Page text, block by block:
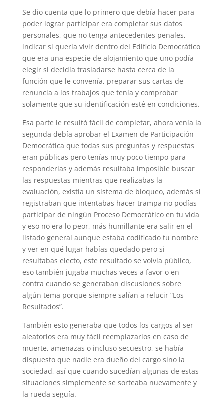
Se dio cuenta que lo primero que debía hacer para
poder lograr participar era completar sus datos
personales, que no tenga antecedentes penales,
indicar si quería vivir dentro del Edificio Democrático
que era una especie de alojamiento que uno podía
elegir si decidía trasladarse hasta cerca de la
función que le convenía, preparar sus cartas de
renuncia a los trabajos que tenía y comprobar
solamente que su identificación esté en condiciones.
Esa parte le resultó fácil de completar, ahora venía la
segunda debía aprobar el Examen de Participación
Democrática que todas sus preguntas y respuestas
eran públicas pero tenías muy poco tiempo para
responderlas y además resultaba imposible buscar
las respuestas mientras que realizabas la
evaluación, existía un sistema de bloqueo, además si
registraban que intentabas hacer trampa no podías
participar de ningún Proceso Democrático en tu vida
y eso no era lo peor, más humillante era salir en el
listado general aunque estaba codificado tu nombre
y ver en qué lugar habías quedado pero si
resultabas electo, este resultado se volvía público,
eso también jugaba muchas veces a favor o en
contra cuando se generaban discusiones sobre
algún tema porque siempre salían a relucir “Los
Resultados”.
También esto generaba que todos los cargos al ser
aleatorios era muy fácil reemplazarlos en caso de
muerte, amenazas o incluso secuestro, se había
dispuesto que nadie era dueño del cargo sino la
sociedad, así que cuando sucedían algunas de estas
situaciones simplemente se sorteaba nuevamente y
la rueda seguía.